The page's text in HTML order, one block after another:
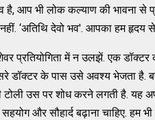
आप भी लोक कल्याण की भावना से
‘अतिथि देवो भव'. आपका हम हृदय
प्रतियोगिता में न उलझें. एक डॉक्टर
डॉक्टर के पास उसे अवश्य भेजता है.
टोली उस पर शोध करने लगती है. यह
और सौहार्द बढ़ाना चाहिए. हम